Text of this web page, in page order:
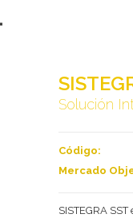
Solución
Código:
Mercado
SISTEGRA